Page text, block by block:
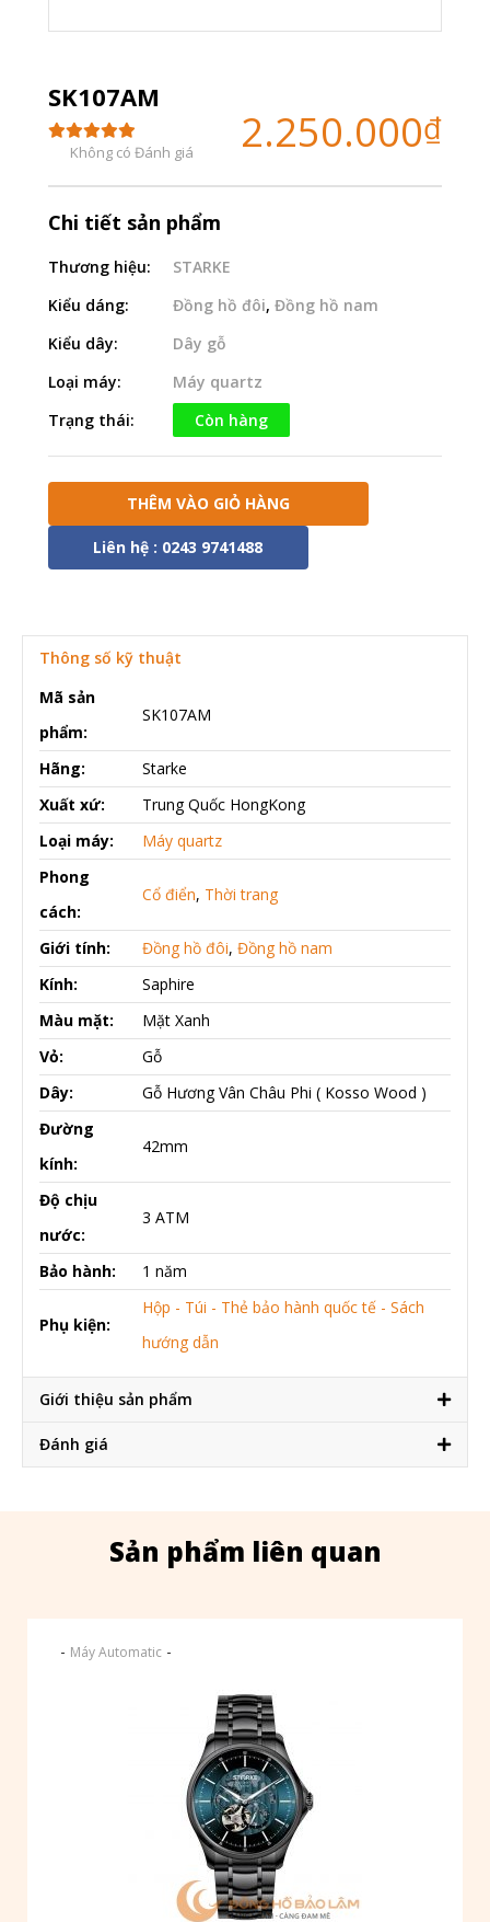
SK107AM
Không có Đánh giá 2.250.000₫
Chi tiết sản phẩm
Thương hiệu:
STARKE
Kiểu dáng:
Đồng hồ đôi, Đồng hồ nam
Kiểu dây:
Dây gỗ
Loại máy:
Máy quartz
Trạng thái:
Còn hàng
THÊM VÀO GIỎ HÀNG
Liên hệ : 0243 9741488
Thông số kỹ thuật
Mã sản
phẩm:
SK107AM
Hãng:
Starke
Xuất xứ:
Trung Quốc HongKong
Loại máy:
Máy quartz
Phong
cách:
Cổ điển, Thời trang
Giới tính: Đồng hồ đôi, Đồng hồ nam
Kính:
Saphire
Màu mặt:
Mặt Xanh
Vỏ:
Gỗ
Dây:
Gỗ Hương Vân Châu Phi ( Kosso Wood )
Đường
kính:
42mm
Độ chịu
nước:
3 ATM
Bảo hành: 1 năm
Phụ kiện:
Hộp - Túi - Thẻ bảo hành quốc tế - Sách
hướng dẫn
Giới thiệu sản phẩm
Đánh giá
Sản phẩm liên quan
- Máy Automatic -